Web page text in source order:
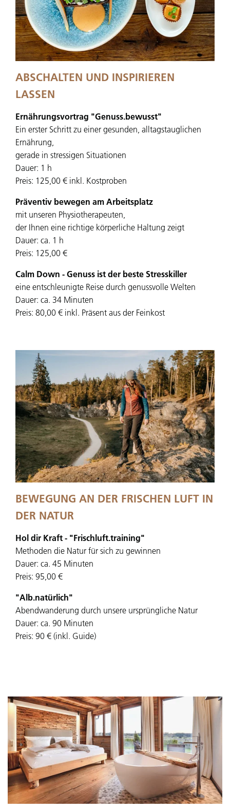
ABSCHALTEN UND INSPIRIEREN
LASSEN
Ernährungsvortrag "Genuss.bewusst"
Ein erster Schritt zu einer gesunden, alltagstauglichen
Ernährung,
gerade in stressigen Situationen
Dauer: 1 h
Preis: 125,00 € inkl. Kostproben
Präventiv bewegen am Arbeitsplatz
mit unseren Physiotherapeuten,
der Ihnen eine richtige körperliche Haltung zeigt
Dauer: ca. 1 h
Preis: 125,00 €
Calm Down - Genuss ist der beste Stresskiller
eine entschleunigte Reise durch genussvolle Welten
Dauer: ca. 34 Minuten
Preis: 80,00 € inkl. Präsent aus der Feinkost
BEWEGUNG AN DER FRISCHEN LUFT IN
DER NATUR
Hol dir Kraft - "Frischluft.training"
Methoden die Natur für sich zu gewinnen
Dauer: ca. 45 Minuten
Preis: 95,00 €
"Alb.natürlich"
Abendwanderung durch unsere ursprüngliche Natur
Dauer: ca. 90 Minuten
Preis: 90 € (inkl. Guide)